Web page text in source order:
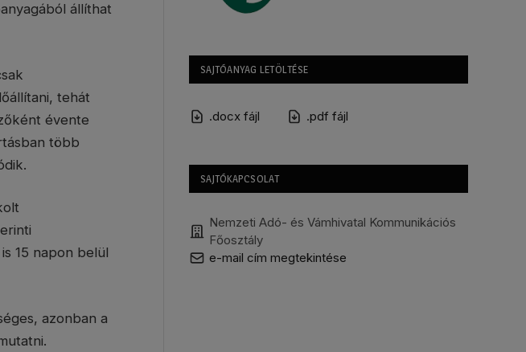
állíthat
tehát
évente
több
15 napon belül
azonban a
SAJTÓANYAG LETÖLTÉSE
.docx fájl .pdf fájl
SAJTÓKAPCSOLAT
Nemzeti Adó- és Vámhivatal Kommunikációs
Főosztály
e-mail cím megtekintése